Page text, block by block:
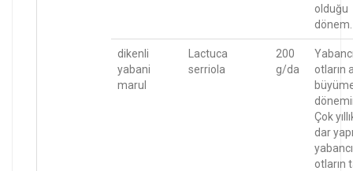
olduğu
dönem.
dikenli
yabani
marul
Lactuca
serriola
200
g/da
otların
Çok
dar
yabancı
otların